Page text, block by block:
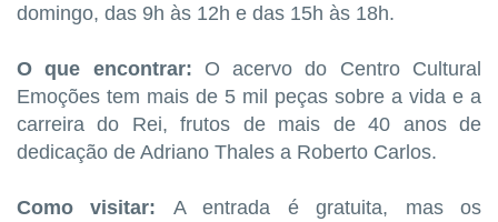
domingo, das 9h às 12h e das 15h às 18h.
O que encontrar: O acervo do Centro Cultural
Emoções tem mais de 5 mil peças sobre a vida e a
carreira do Rei, frutos de mais de 40 anos de
dedicação de Adriano Thales a Roberto Carlos.
Como visitar: A entrada é gratuita, mas os